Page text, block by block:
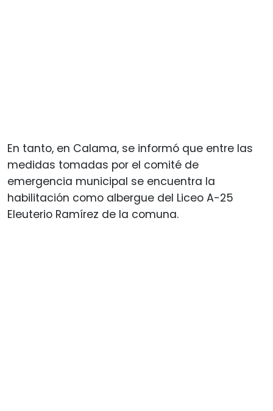
En tanto, en Calama, se informó que entre las
medidas tomadas por el comité de
emergencia municipal se encuentra la
habilitación como albergue del Liceo A-25
Eleuterio Ramírez de la comuna.